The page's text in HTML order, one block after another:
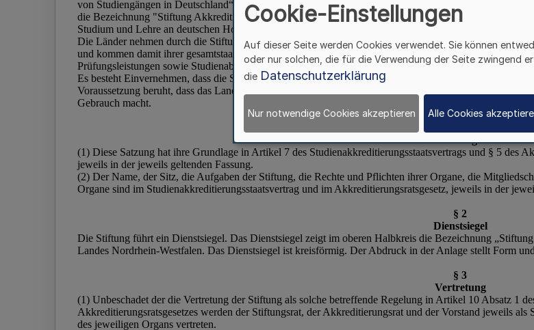
Cookie-Einstellungen
Auf dieser Seite werden Cookies verwendet. Sie können
oder nur solchen, die für die Verwendung der Seite zwingend
die Datenschutzerklärung
Nur notwendige Cookies akzeptieren Alle Cookies